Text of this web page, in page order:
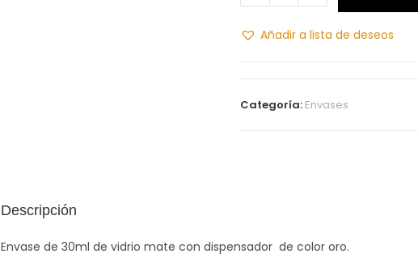
Añadir a lista de deseos
Categoría: Envases
Descripción
Envase de 30ml de vidrio mate con dispensador de color oro.